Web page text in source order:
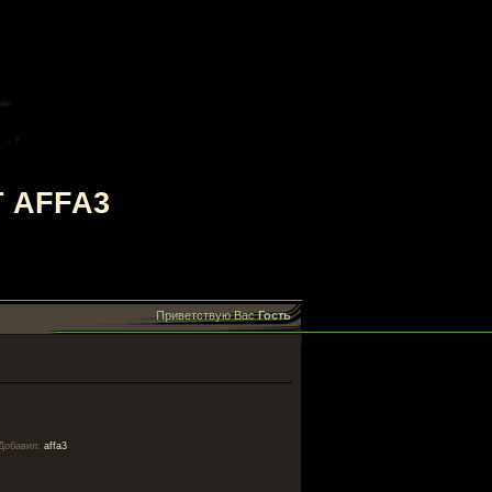
Приветствую ВасГость
Добавил: affa3